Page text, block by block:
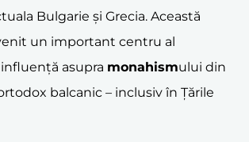
Bulgarie și Grecia. Această
un important centru al
asupra monahismului din
balcanic – inclusiv în Țările